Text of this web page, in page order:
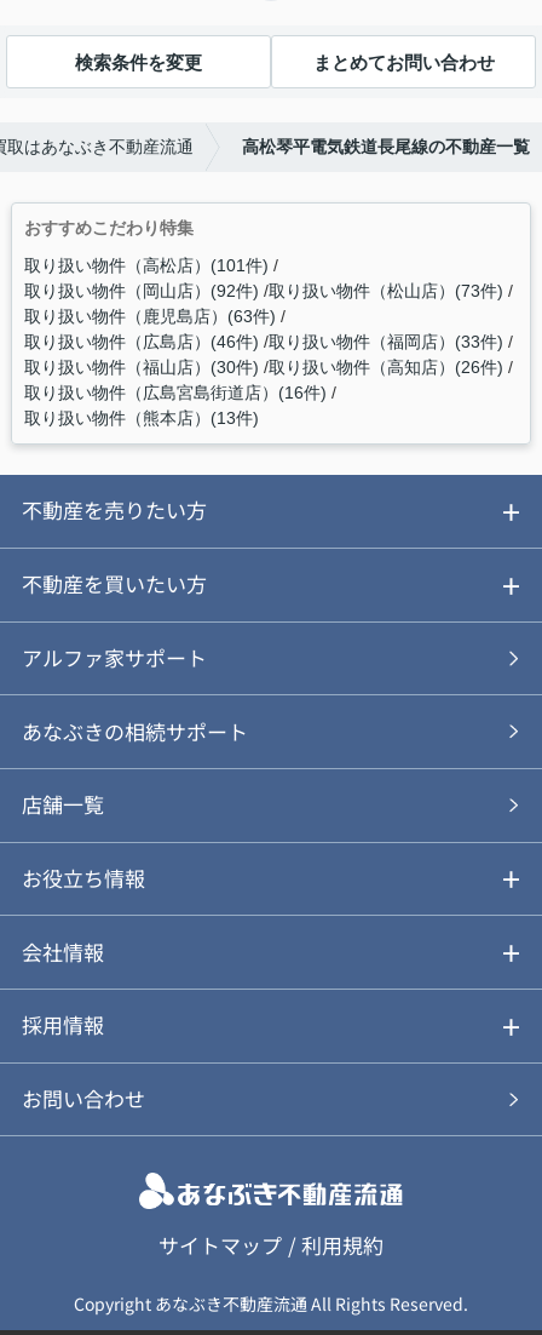
検索条件を変更 まとめてお問い合わせ
はあなぶき不動産流通 高松琴平電気鉄道長尾線の不動産一覧
おすすめこだわり特集
取り扱い物件（高松店）(101件)
取り扱い物件（岡山店）(92件) 取り扱い物件（松山店）(73件)
取り扱い物件（鹿児島店）(63件)
取り扱い物件（広島店）(46件) 取り扱い物件（福岡店）(33件)
取り扱い物件（福山店）(30件) 取り扱い物件（高知店）(26件)
取り扱い物件（広島宮島街道店）(16件)
取り扱い物件（熊本店）(13件)
不動産を売りたい方
ご売却ガイド
ご売却の流れ
あなぶきの仲介
あなぶきの買取
仲介と買取のメリット・デメリット
動画やパンフレットで見る
不動産を買いたい方
ご購入ガイド
物件を探す
購入の流れ
購入前も後も安心サポート
お気に入り
アルファ家サポート
あなぶきの相続サポート
店舗一覧
お役立ち情報
不動産Q&A
アルファジャーナル
会社情報
会社概要
スタッフ紹介
個人情報保護方針
カスタマーハラスメント基本方針
保険募集（勧誘）方針
採用情報
新卒採用について
キャリア採用について
応募に関する個人情報取扱について
お問い合わせ
サイトマップ /利用規約
Copyright あなぶき不動産流通 All Rights Reserved.